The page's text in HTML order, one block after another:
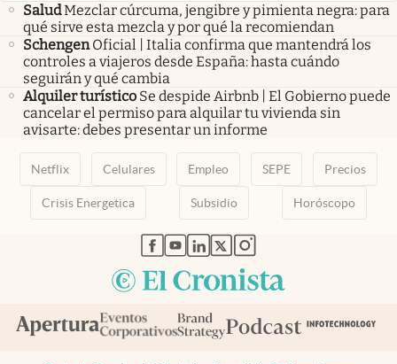
SaludMezclar cúrcuma, jengibre y pimienta negra: para
qué sirve esta mezcla y por qué la recomiendan
Schengen Oficial | Italia confirma que mantendrá los
controles a viajeros desde España: hasta cuándo
seguirán y qué cambia
Alquiler turístico Se despide Airbnb | El Gobierno puede
cancelar el permiso para alquilar tu vivienda sin
avisarte: debes presentar un informe
Netflix Celulares Empleo SEPE Precios
Crisis Energetica Subsidio Horóscopo
abre en nueva pestaña
abre en nueva pestaña
abre en nueva pestaña
abre en nueva pestaña
abre en nueva pestaña